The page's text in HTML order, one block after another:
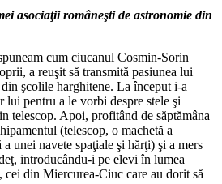
asociaţii româneşti de astronomie din
cum ciucanul Cosmin-Sorin
a reuşit să transmită pasiunea lui
şcolile harghitene. La început i-a
pentru a le vorbi despre stele şi
telescop. Apoi, profitând de săptămâna
(telescop, o machetă a
unei navete spaţiale şi hărţi) şi a mers
introducându-i pe elevi în lumea
cei din Miercurea-Ciuc care au dorit să